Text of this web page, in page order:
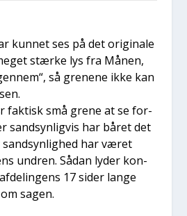
kun­net ses på det ori­gi­na­le
stær­ke lys fra Månen,
så gre­ne­ne ikke kan
fak­tisk små gre­ne at se for­
sand­syn­lig­vis har båret det
sand­syn­lig­hed har været
undren. Sådan lyder kon­
17 sider lan­ge
sagen.